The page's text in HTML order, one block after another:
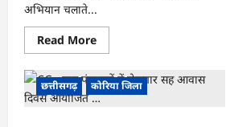
अभियान चलाते...
Read MoreRead
more
CG
:
अवैध
शराब
छत्तीसगढ़ कोरिया जिला